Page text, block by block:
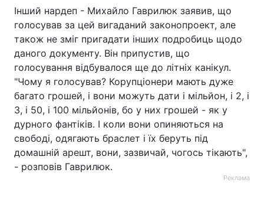
Інший нардеп - Михайло Гаврилюк заявив, що
голосував за цей вигаданий законопроект, але
також не зміг пригадати інших подробиць щодо
даного документу. Він припустив, що
голосування відбувалося ще до літніх канікул.
"Чому я голосував? Корупціонери мають дуже
багато грошей, і вони можуть дати і мільйон, і 2, і
3, і 50, і 100 мільйонів, бо у них грошей - як у
дурного фантіків. І коли вони опиняються на
свободі, одягають браслет і їх беруть під
домашній арешт, вони, зазвичай, чогось тікають",
- розповів Гаврилюк.
Реклама